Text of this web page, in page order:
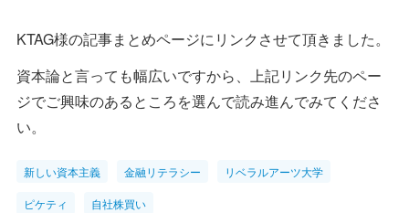
KTAG様の記事まとめページにリンクさせて頂きました。
資本論と言っても幅広いですから、上記リンク先のペー
ジでご興味のあるところを選んで読み進んでみてくださ
い。
新しい資本主義 金融リテラシー リベラルアーツ大学
ピケティ 自社株買い